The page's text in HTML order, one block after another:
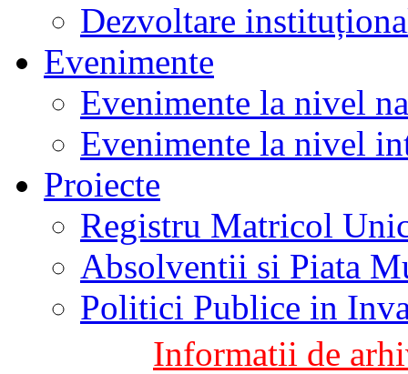
Dezvoltare
Evenimente
Evenimente la nivel
Evenimente la nivel
Proiecte
Registru Matricol
Absolventii si Piata
Politici Publice in
Informatii de